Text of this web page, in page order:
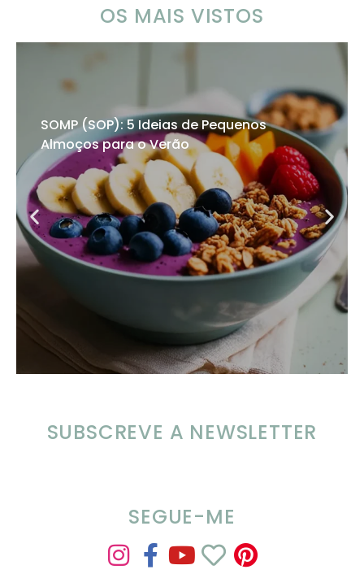
OS MAIS VISTOS
SOMP (SOP): 5 Ideias de Pequenos
Almoços para o Verão
SUBSCREVE A NEWSLETTER
SEGUE-ME